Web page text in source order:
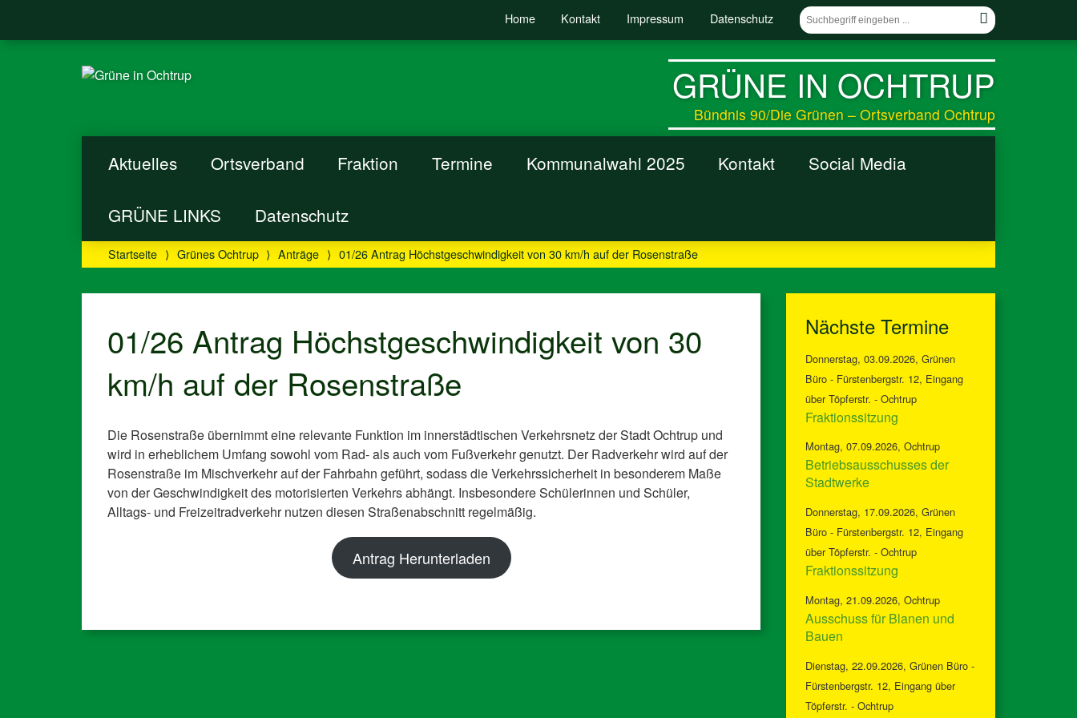
Home Kontakt Impressum Datenschutz
GRÜNE IN OCHTRUP
Bündnis 90/Die Grünen – Ortsverband Ochtrup
Aktuelles Ortsverband Fraktion Termine Kommunalwahl 2025 Kontakt Social Media
GRÜNE LINKS Datenschutz
Startseite ⟩ Grünes Ochtrup ⟩ Anträge ⟩ 01/26 Antrag Höchstgeschwindigkeit von 30 km/h auf der Rosenstraße
01/26 Antrag Höchstgeschwindigkeit von 30
km/h auf der Rosenstraße
Die Rosenstraße übernimmt eine relevante Funktion im innerstädtischen Verkehrsnetz der Stadt Ochtrup und
wird in erheblichem Umfang sowohl vom Rad- als auch vom Fußverkehr genutzt. Der Radverkehr wird auf der
Rosenstraße im Mischverkehr auf der Fahrbahn geführt, sodass die Verkehrssicherheit in besonderem Maße
von der Geschwindigkeit des motorisierten Verkehrs abhängt. Insbesondere Schülerinnen und Schüler,
Alltags- und Freizeitradverkehr nutzen diesen Straßenabschnitt regelmäßig.
Antrag Herunterladen
Nächste Termine
Donnerstag 03.09.2026 Grünen
Büro - Fürstenbergstr. 12, Eingang
über Töpferstr. - Ochtrup
Fraktionssitzung
Montag 07.09.2026 Ochtrup
Betriebsausschusses der
Stadtwerke
Donnerstag 17.09.2026 Grünen
Büro - Fürstenbergstr. 12, Eingang
über Töpferstr. - Ochtrup
Fraktionssitzung
Montag 21.09.2026 Ochtrup
Ausschuss für Blanen und
Bauen
Dienstag 22.09.2026 Grünen Büro -
Fürstenbergstr. 12, Eingang über
Töpferstr. - Ochtrup